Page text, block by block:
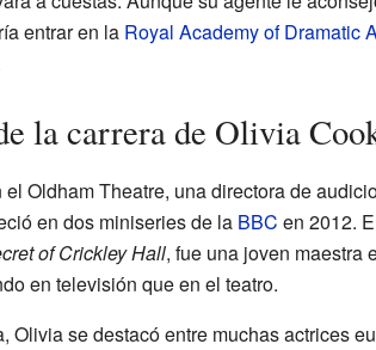
entrar en la Royal Academy of Dramatic
la carrera de Olivia
Oldham Theatre, una directora de
en dos miniseries de la BBC en 2012.
of Crickley Hall, fue una joven maestra
en televisión que en el teatro.
Olivia se destacó entre muchas actrices